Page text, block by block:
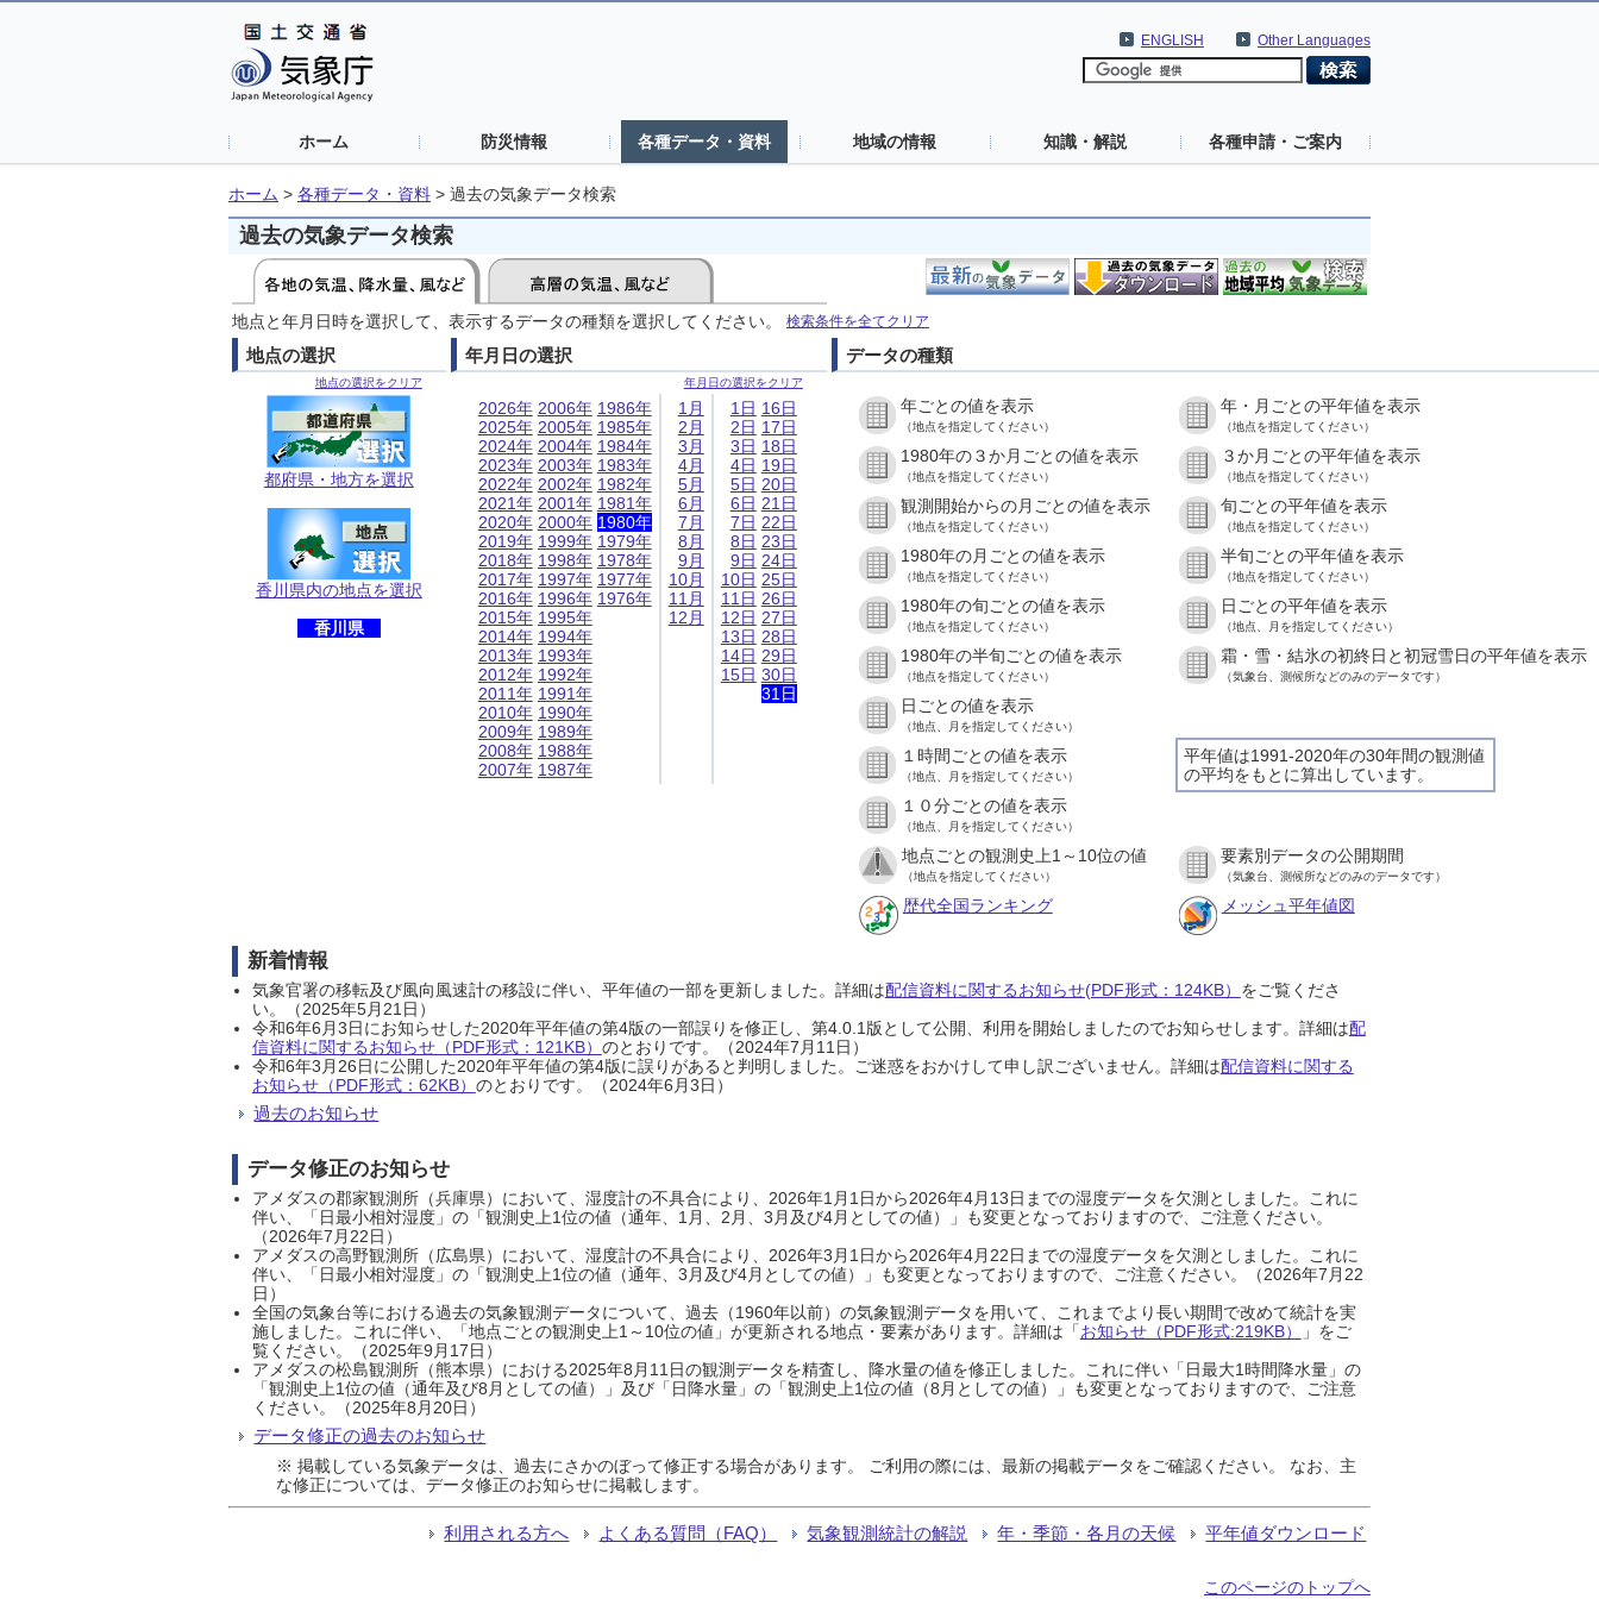
Other Languages
ENGLISH
ホーム 防災情報 各種データ・資料 地域の情報 知識・解説 各種申請・ご案内
ホーム > 各種データ・資料 > 過去の気象データ検索
過去の気象データ検索
地点と年月日時を選択して、表示するデータの種類を選択してください。 検索条件を全てクリア
地点の選択
地点の選択をクリア
都府県・地方を選択
香川県内の地点を選択
香川県
年月日の選択
年月日の選択をクリア
2026年
2025年
2024年
2023年
2022年
2021年
2020年
2019年
2018年
2017年
2016年
2015年
2014年
2013年
2012年
2011年
2010年
2009年
2008年
2007年
2006年
2005年
2004年
2003年
2002年
2001年
2000年
1999年
1998年
1997年
1996年
1995年
1994年
1993年
1992年
1991年
1990年
1989年
1988年
1987年
1986年
1985年
1984年
1983年
1982年
1981年
1980年
1979年
1978年
1977年
1976年
1月
2月
3月
4月
5月
6月
7月
8月
9月
10月
11月
12月
1日
2日
3日
4日
5日
6日
7日
8日
9日
10日
11日
12日
13日
14日
15日
16日
17日
18日
19日
20日
21日
22日
23日
24日
25日
26日
27日
28日
29日
30日
31日
データの種類
年ごとの値を表示
（地点を指定してください）
年・月ごとの平年値を表示
（地点を指定してください）
1980年の３か月ごとの値を表示
（地点を指定してください）
３か月ごとの平年値を表示
（地点を指定してください）
観測開始からの月ごとの値を表示
（地点を指定してください）
旬ごとの平年値を表示
（地点を指定してください）
1980年の月ごとの値を表示
（地点を指定してください）
半旬ごとの平年値を表示
（地点を指定してください）
1980年の旬ごとの値を表示
（地点を指定してください）
日ごとの平年値を表示
（地点、月を指定してください）
1980年の半旬ごとの値を表示
（地点を指定してください）
霜・雪・結氷の初終日と初冠雪日の平年値を表示
（気象台、測候所などのみのデータです）
日ごとの値を表示
（地点、月を指定してください）
平年値は1991-2020年の30年間の観測値
の平均をもとに算出しています。
１時間ごとの値を表示
（地点、月を指定してください）
１０分ごとの値を表示
（地点、月を指定してください）
地点ごとの観測史上1～10位の値
（地点を指定してください）
要素別データの公開期間
（気象台、測候所などのみのデータです）
歴代全国ランキング メッシュ平年値図
新着情報
気象官署の移転及び風向風速計の移設に伴い、平年値の一部を更新しました。詳細は配信資料に関するお知らせ(PDF形式：124KB） をご覧くださ
い。（2025年5月21日）
令和6年6月3日にお知らせした2020年平年値の第4版の一部誤りを修正し、第4.0.1版として公開、利用を開始しましたのでお知らせします。詳細は配
信資料に関するお知らせ（PDF形式：121KB） のとおりです。（2024年7月11日）
令和6年3月26日に公開した2020年平年値の第4版に誤りがあると判明しました。ご迷惑をおかけして申し訳ございません。詳細は配信資料に関する
お知らせ（PDF形式：62KB） のとおりです。（2024年6月3日）
過去のお知らせ
データ修正のお知らせ
アメダスの郡家観測所（兵庫県）において、湿度計の不具合により、2026年1月1日から2026年4月13日までの湿度データを欠測としました。これに
伴い、「日最小相対湿度」の「観測史上1位の値（通年、1月、2月、3月及び4月としての値）」も変更となっておりますので、ご注意ください。
（2026年7月22日）
アメダスの高野観測所（広島県）において、湿度計の不具合により、2026年3月1日から2026年4月22日までの湿度データを欠測としました。これに
伴い、「日最小相対湿度」の「観測史上1位の値（通年、3月及び4月としての値）」も変更となっておりますので、ご注意ください。（2026年7月22
日）
全国の気象台等における過去の気象観測データについて、過去（1960年以前）の気象観測データを用いて、これまでより長い期間で改めて統計を実
施しました。これに伴い、「地点ごとの観測史上1～10位の値」が更新される地点・要素があります。詳細は「お知らせ（PDF形式:219KB）
」をご
覧ください。（2025年9月17日）
アメダスの松島観測所（熊本県）における2025年8月11日の観測データを精査し、降水量の値を修正しました。これに伴い「日最大1時間降水量」の
「観測史上1位の値（通年及び8月としての値）」及び「日降水量」の「観測史上1位の値（8月としての値）」も変更となっておりますので、ご注意
ください。（2025年8月20日）
データ修正の過去のお知らせ
※ 掲載している気象データは、過去にさかのぼって修正する場合があります。 ご利用の際には、最新の掲載データをご確認ください。 なお、主
な修正については、データ修正のお知らせに掲載します。
利用される方へ よくある質問（FAQ） 気象観測統計の解説 年・季節・各月の天候 平年値ダウンロード
このページのトップへ